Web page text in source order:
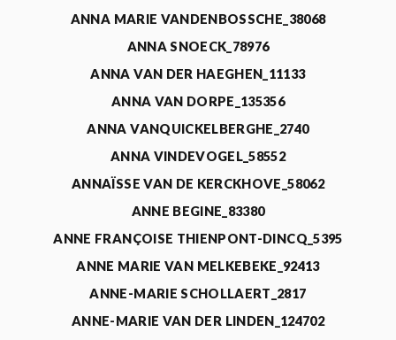
ANNA MARIE VANDENBOSSCHE_38068
ANNA SNOECK_78976
ANNA VAN DER HAEGHEN_11133
ANNA VAN DORPE_135356
ANNA VANQUICKELBERGHE_2740
ANNA VINDEVOGEL_58552
ANNAÏSSE VAN DE KERCKHOVE_58062
ANNE BEGINE_83380
ANNE FRANÇOISE THIENPONT-DINCQ_5395
ANNE MARIE VAN MELKEBEKE_92413
ANNE-MARIE SCHOLLAERT_2817
ANNE-MARIE VAN DER LINDEN_124702